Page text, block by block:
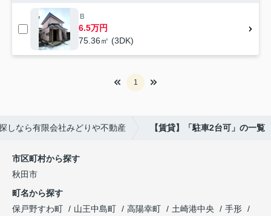
Ｂ
6.5万円
75.36㎡ (3DK)
1
しなら有限会社みどりや不動産 【賃貸】「駐車2台可」の一覧
市区町村から探す
秋田市
町名から探す
保戸野すわ町
山王中島町 高陽幸町 土崎港中央
手形